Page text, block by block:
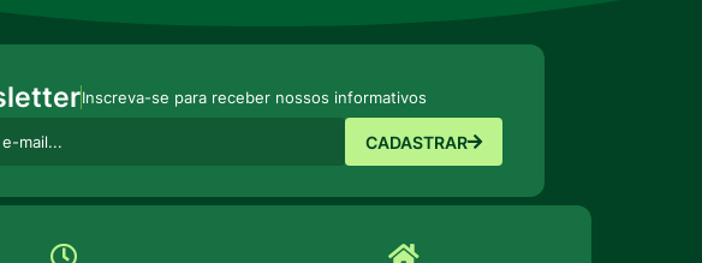
Inscreva-se para receber nossos informativos
CADASTRAR